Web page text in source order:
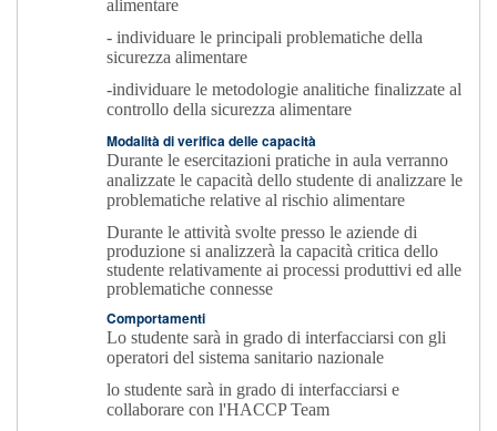
alimentare
- individuare le principali problematiche della
sicurezza alimentare
-individuare le metodologie analitiche finalizzate al
controllo della sicurezza alimentare
Modalità di verifica delle capacità
Durante le esercitazioni pratiche in aula verranno
analizzate le capacità dello studente di analizzare le
problematiche relative al rischio alimentare
Durante le attività svolte presso le aziende di
produzione si analizzerà la capacità critica dello
studente relativamente ai processi produttivi ed alle
problematiche connesse
Comportamenti
Lo studente sarà in grado di interfacciarsi con gli
operatori del sistema sanitario nazionale
lo studente sarà in grado di interfacciarsi e
collaborare con l'HACCP Team